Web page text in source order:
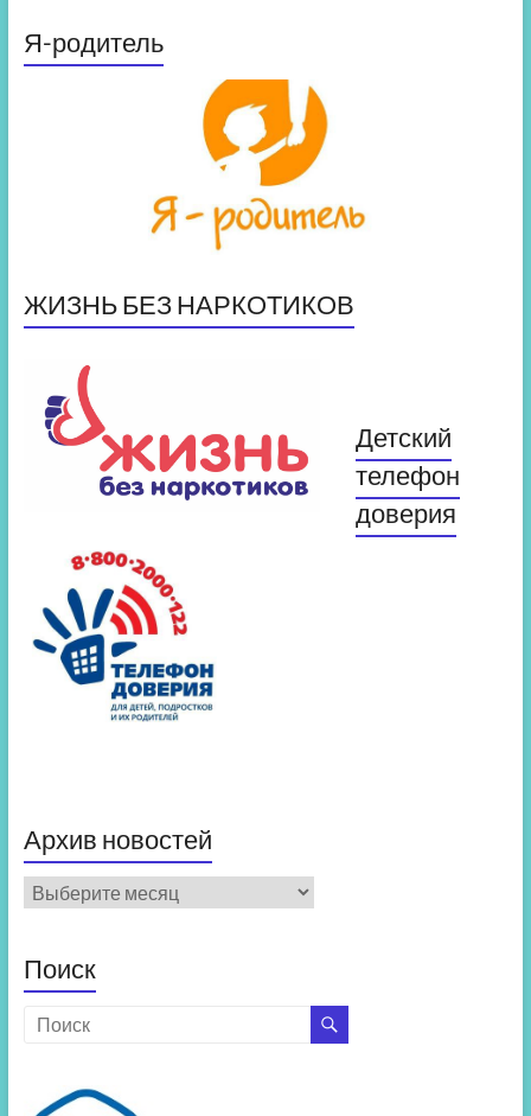
Я-родитель
ЖИЗНЬ БЕЗ НАРКОТИКОВ
Детский
телефон
доверия
Архив новостей
Архив
новостей
Поиск